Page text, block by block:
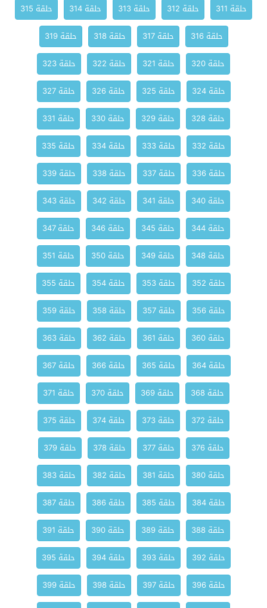
حلقة 311
حلقة 312 حلقة 313 حلقة 314
حلقة 315
حلقة 316
حلقة 317 حلقة 318
حلقة 319
حلقة 320
حلقة 321 حلقة 322
حلقة 323
حلقة 324
حلقة 325 حلقة 326
حلقة 327
حلقة 328
حلقة 329 حلقة 330
حلقة 331
حلقة 332
حلقة 333 حلقة 334
حلقة 335
حلقة 336
حلقة 337 حلقة 338
حلقة 339
حلقة 340
حلقة 341 حلقة 342
حلقة 343
حلقة 344
حلقة 345 حلقة 346
حلقة 347
حلقة 348
حلقة 349 حلقة 350
حلقة 351
حلقة 352
حلقة 353 حلقة 354
حلقة 355
حلقة 356
حلقة 357 حلقة 358
حلقة 359
حلقة 360
حلقة 361 حلقة 362
حلقة 363
حلقة 364
حلقة 365 حلقة 366
حلقة 367
حلقة 368
حلقة 369 حلقة 370
حلقة 371
حلقة 372
حلقة 373 حلقة 374
حلقة 375
حلقة 376
حلقة 377 حلقة 378
حلقة 379
حلقة 380
حلقة 381 حلقة 382
حلقة 383
حلقة 384
حلقة 385 حلقة 386
حلقة 387
حلقة 388
حلقة 389 حلقة 390
حلقة 391
حلقة 392
حلقة 393 حلقة 394
حلقة 395
حلقة 396
حلقة 397 حلقة 398
حلقة 399